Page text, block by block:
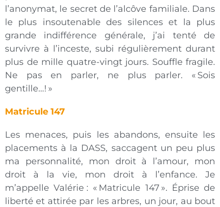
l’anonymat, le secret de l’alcôve familiale. Dans
le plus insoutenable des silences et la plus
grande indifférence générale, j’ai tenté de
survivre à l’inceste, subi régulièrement durant
plus de mille quatre-vingt jours. Souffle fragile.
Ne pas en parler, ne plus parler. « Sois
gentille…! »
Matricule 147
Les menaces, puis les abandons, ensuite les
placements à la DASS, saccagent un peu plus
ma personnalité, mon droit à l’amour, mon
droit à la vie, mon droit à l’enfance. Je
m’appelle Valérie : « Matricule 147 ». Éprise de
liberté et attirée par les arbres, un jour, au bout